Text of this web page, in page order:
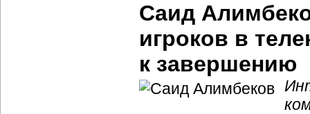
Саид
игроков в
к завершению